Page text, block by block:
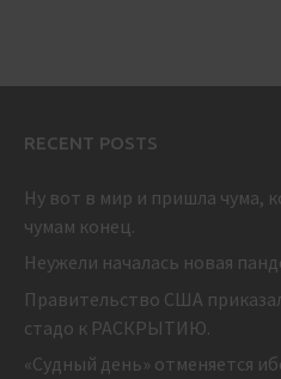
RECENT POSTS
Ну вот в мир и пришла чума,
чумам конец.
Неужели началась новая
Правительство США
стадо к РАСКРЫТИЮ.
«Судный день» отменяется